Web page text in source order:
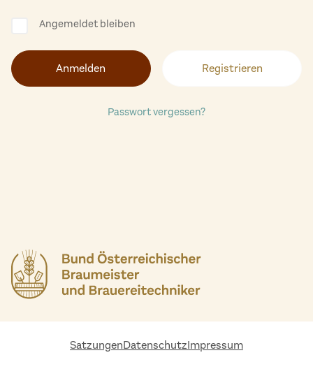
Angemeldet bleiben
Registrieren
Passwort vergessen?
SatzungenDatenschutzImpressum